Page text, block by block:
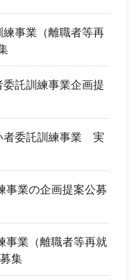
事業（離職者等再
託訓練事業企画提
委託訓練事業 実
事業の企画提案公募
事業（離職者等再就
集